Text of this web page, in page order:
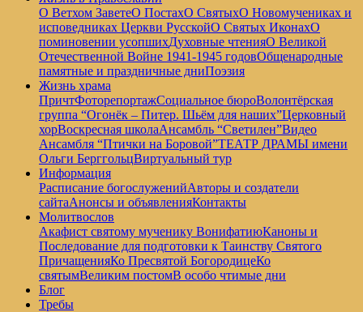
О Ветхом ЗаветеО ПостахО СвятыхО Новомучениках и
исповедниках Церкви РусскойО Святых ИконахО
поминовении усопшихДуховные чтенияО Великой
Отечественной Войне 1941-1945 годовОбщенародные
памятные и праздничные дниПоэзия
Жизнь храма
ПричтФоторепортажСоциальное бюроВолонтёрская
группа “Огонёк – Питер. Шьём для наших”Церковный
хорВоскресная школаАнсамбль “Светилен”Видео
Ансамбля “Птички на Боровой”ТЕАТР ДРАМЫ имени
Ольги БерггольцВиртуальный тур
Информация
Расписание богослуженийАвторы и создатели
сайтаАнонсы и объявленияКонтакты
Молитвослов
Акафист святому мученику ВонифатиюКаноны и
Последование для подготовки к Таинству Святого
ПричащенияКо Пресвятой БогородицеКо
святымВеликим постомВ особо чтимые дни
Блог
Требы